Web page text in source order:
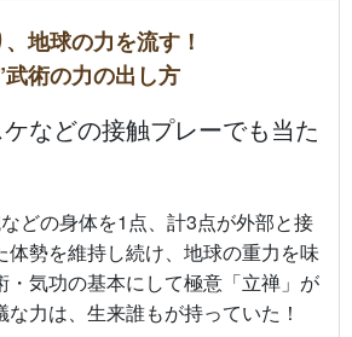
地球の力を流す！
術の力の出し方
などの接触プレーでも当た
どの身体を1点、計3点が外部と接
体勢を維持し続け、地球の重力を味
・気功の基本にして極意「立禅」が
力は、生来誰もが持っていた！